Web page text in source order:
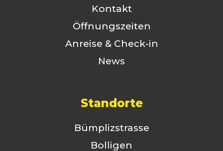
Kontakt
Öffnungszeiten
Anreise & Check-in
News
Standorte
Bümplizstrasse
Bolligen